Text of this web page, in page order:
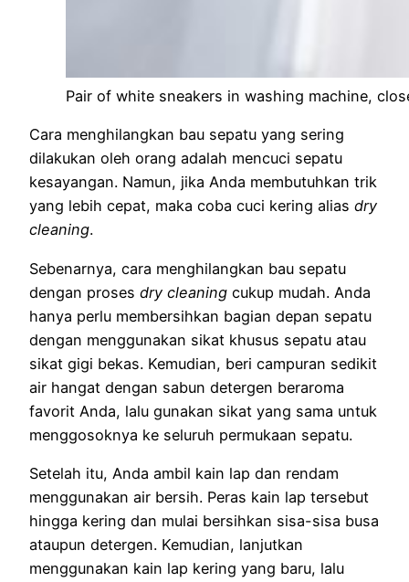
Pair of white sneakers in washing machine,
Cara menghilangkan bau sepatu yang sering
dilakukan oleh orang adalah mencuci sepatu
kesayangan. Namun, jika Anda membutuhkan trik
yang lebih cepat, maka coba cuci kering alias dry
cleaning.
Sebenarnya, cara menghilangkan bau sepatu
dengan proses dry cleaning cukup mudah. Anda
hanya perlu membersihkan bagian depan sepatu
dengan menggunakan sikat khusus sepatu atau
sikat gigi bekas. Kemudian, beri campuran sedikit
air hangat dengan sabun detergen beraroma
favorit Anda, lalu gunakan sikat yang sama untuk
menggosoknya ke seluruh permukaan sepatu.
Setelah itu, Anda ambil kain lap dan rendam
menggunakan air bersih. Peras kain lap tersebut
hingga kering dan mulai bersihkan sisa-sisa busa
ataupun detergen. Kemudian, lanjutkan
menggunakan kain lap kering yang baru, lalu